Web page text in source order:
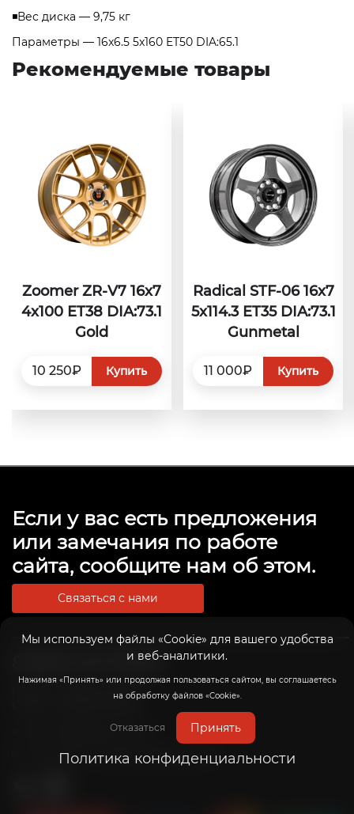
◾Вес диска — 9,75 кг
Параметры — 16x6.5 5x160 ET50 DIA:65.1
Рекомендуемые товары
Zoomer ZR-V7 16x7
4x100 ET38 DIA:73.1
Gold
10 250₽ Купить
Radical STF-06 16x7
5x114.3 ET35 DIA:73.1
Gunmetal
11 000₽ Купить
Мы используем файлы «Cookie» для вашего удобства
и веб-аналитики.
Нажимая «Принять» или продолжая пользоваться сайтом, вы соглашаетесь
на обработку файлов «Cookie».
Отказаться Принять
Политика конфиденциальности
Если у вас есть предложения
или замечания по работе
сайта, сообщите нам об этом.
Связаться с нами
8 (800) 201-39-98
Пн-Пт: с 10:00 до 20:00
info@radicalrims.ru
г. Москва, СНТ Дары природы 78